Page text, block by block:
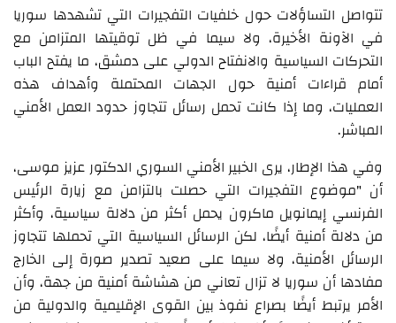
تتواصل التساؤلات حول خلفيات التفجيرات التي تشهدها سوريا
في الآونة الأخيرة، ولا سيما في ظل توقيتها المتزامن مع
التحركات السياسية والانفتاح الدولي على دمشق، ما يفتح الباب
أمام قراءات أمنية حول الجهات المحتملة وأهداف هذه
العمليات، وما إذا كانت تحمل رسائل تتجاوز حدود العمل الأمني
المباشر.
وفي هذا الإطار، يرى الخبير الأمني السوري الدكتور عزيز موسى،
أن "موضوع التفجيرات التي حصلت بالتزامن مع زيارة الرئيس
الفرنسي إيمانويل ماكرون يحمل أكثر من دلالة سياسية، وأكثر
من دلالة أمنية أيضًا، لكن الرسائل السياسية التي تحملها تتجاوز
الرسائل الأمنية، ولا سيما على صعيد تصدير صورة إلى الخارج
مفادها أن سوريا لا تزال تعاني من هشاشة أمنية من جهة، وأن
الأمر يرتبط أيضًا بصراع نفوذ بين القوى الإقليمية والدولية من